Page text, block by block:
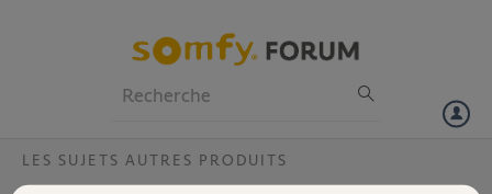
Volet
LES SUJETS AUTRES PRODUITS